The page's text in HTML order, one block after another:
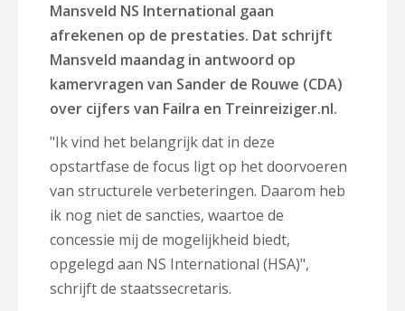
Mansveld NS International gaan
afrekenen op de prestaties. Dat schrijft
Mansveld maandag in antwoord op
kamervragen van Sander de Rouwe (CDA)
over cijfers van Failra en Treinreiziger.nl.
"Ik vind het belangrijk dat in deze
opstartfase de focus ligt op het doorvoeren
van structurele verbeteringen. Daarom heb
ik nog niet de sancties, waartoe de
concessie mij de mogelijkheid biedt,
opgelegd aan NS International (HSA)",
schrijft de staatssecretaris.